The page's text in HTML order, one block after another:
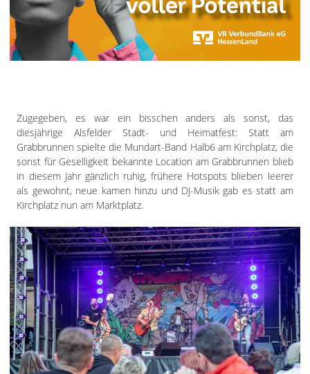
Schwalm
Fulda
Gießen
Datenschutzerklärung
Zugegeben, es war ein bisschen anders als sonst, das
diesjährige Alsfelder Stadt- und Heimatfest: Statt am
Grabbrunnen spielte die Mundart-Band Halb6 am Kirchplatz, die
sonst für Geselligkeit bekannte Location am Grabbrunnen blieb
in diesem Jahr gänzlich ruhig, frühere Hotspots blieben leerer
als gewohnt, neue kamen hinzu und DJ-Musik gab es statt am
Kirchplatz nun am Marktplatz.